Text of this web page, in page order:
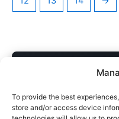
To provide the best
store and/or access device
COMPRA
Descarga inmediata •
Soporte personal si